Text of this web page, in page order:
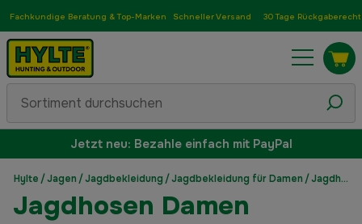
Fachkundige Beratung & Top-Marken Schneller Versand 30 Tage Rückgaberecht
Jetzt neu: Bezahle einfach mit PayPal
Hylte /Jagen /Jagdbekleidung /Jagdbekleidung für Damen / Jagdhosen Damen
Jagdhosen Damen